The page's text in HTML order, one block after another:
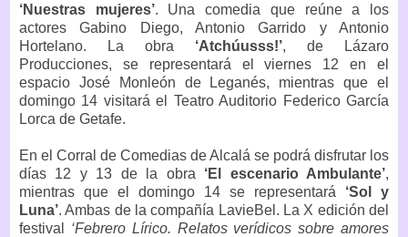
‘Nuestras mujeres’. Una comedia que reúne a los
actores Gabino Diego, Antonio Garrido y Antonio
Hortelano. La obra ‘Atchúusss!’, de Lázaro
Producciones, se representará el viernes 12 en el
espacio José Monleón de Leganés, mientras que el
domingo 14 visitará el Teatro Auditorio Federico García
Lorca de Getafe.
En el Corral de Comedias de Alcalá se podrá disfrutar los
días 12 y 13 de la obra ‘El escenario Ambulante’,
mientras que el domingo 14 se representará ‘Sol y
Luna’. Ambas de la compañía LavieBel. La X edición del
festival ‘Febrero Lírico. Relatos verídicos sobre amores